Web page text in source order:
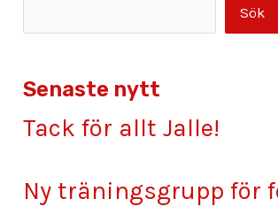
Sök
Senaste nytt
Tack för allt Jalle!
Ny träningsgrupp för